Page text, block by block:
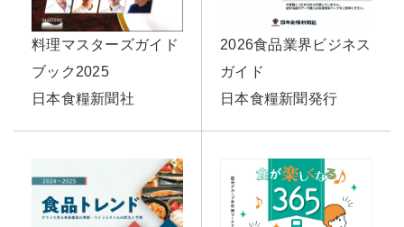
料理マスターズガイド
ブック2025
日本食糧新聞社
2026食品業界ビジネス
ガイド
日本食糧新聞発行